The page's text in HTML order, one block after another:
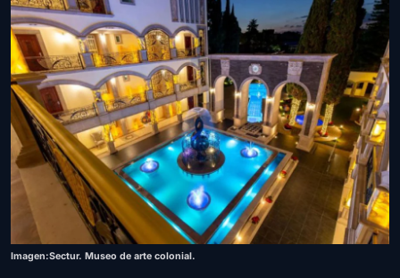
Imagen:Sectur. Museo de arte colonial.